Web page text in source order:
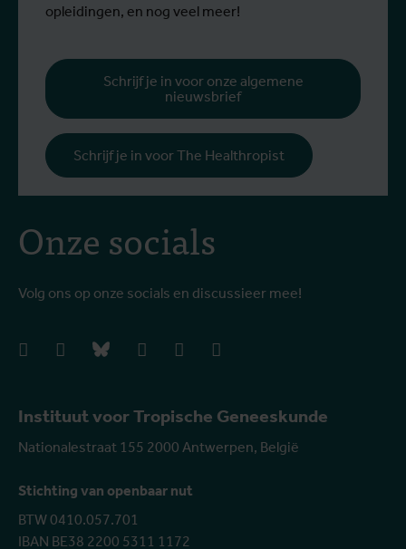
Instituut voor Tropische Geneeskunde
Nationalestraat 155 2000 Antwerpen, België
Stichting van openbaar nut
BTW 0410.057.701
IBAN BE38 2200 5311 1172
Onze socials
Volg ons op onze socials en discussieer mee!
facebookinstagrambluesky linkedIn youtube
opleidingen, en nog veel meer!
Schrijf je in voor onze algemene
nieuwsbrief
Schrijf je in voor The Healthropist